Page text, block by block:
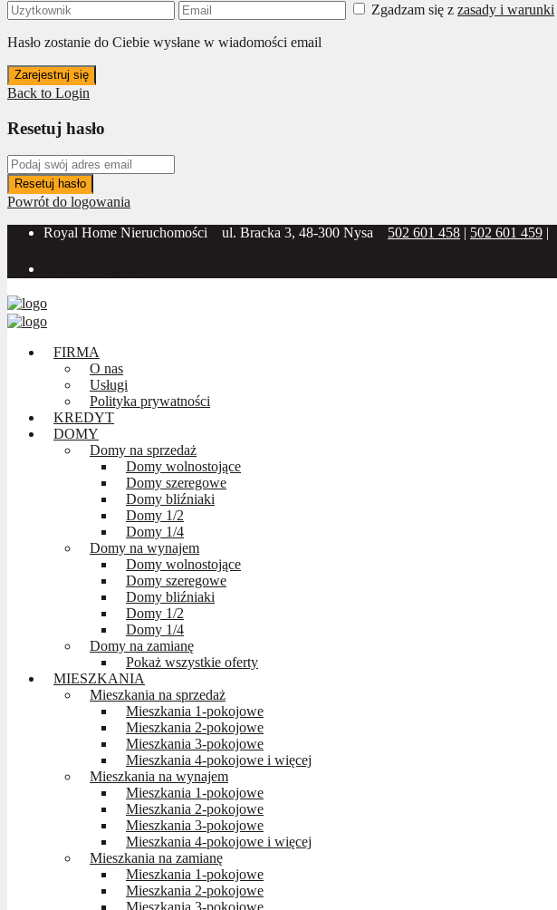
Zgadzam się z zasady i warunki
Hasło zostanie do Ciebie wysłane w wiadomości email
Zarejestruj się
Back to Login
Resetuj hasło
Resetuj hasło
Powrót do logowania
Royal Home Nieruchomości
ul. Bracka 3, 48-300 Nysa 502 601 458 | 502 601 459 |
FIRMA
O nas
Usługi
Polityka prywatności
KREDYT
DOMY
Domy na sprzedaż
Domy wolnostojące
Domy szeregowe
Domy bliźniaki
Domy 1/2
Domy 1/4
Domy na wynajem
Domy wolnostojące
Domy szeregowe
Domy bliźniaki
Domy 1/2
Domy 1/4
Domy na zamianę
Pokaż wszystkie oferty
MIESZKANIA
Mieszkania na sprzedaż
Mieszkania 1-pokojowe
Mieszkania 2-pokojowe
Mieszkania 3-pokojowe
Mieszkania 4-pokojowe i więcej
Mieszkania na wynajem
Mieszkania 1-pokojowe
Mieszkania 2-pokojowe
Mieszkania 3-pokojowe
Mieszkania 4-pokojowe i więcej
Mieszkania na zamianę
Mieszkania 1-pokojowe
Mieszkania 2-pokojowe
Mieszkania 3-pokojowe